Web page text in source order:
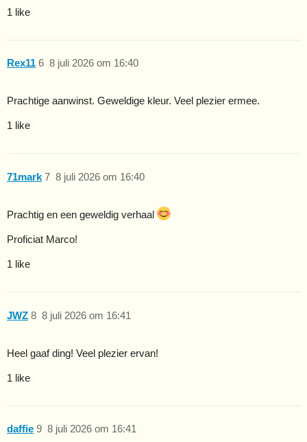
1 like
Rex11 8 juli 2026 om 16:40
6
Prachtige aanwinst. Geweldige kleur. Veel plezier ermee.
1 like
71mark 8 juli 2026 om 16:40
7
Prachtig en een geweldig verhaal
Proficiat Marco!
1 like
JWZ 8 juli 2026 om 16:41
8
Heel gaaf ding! Veel plezier ervan!
1 like
daffie 8 juli 2026 om 16:41
9